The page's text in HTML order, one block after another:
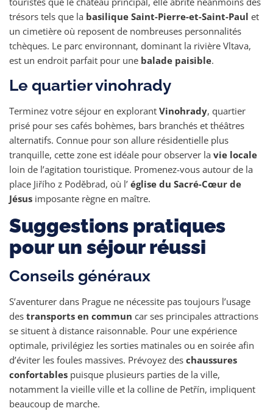
trésors tels que la basilique Saint-Pierre-et-Saint-Paul et
un cimetière où reposent de nombreuses personnalités
tchèques. Le parc environnant, dominant la rivière Vltava,
est un endroit parfait pour une balade paisible.
Le quartier vinohrady
Terminez votre séjour en explorant Vinohrady, quartier
prisé pour ses cafés bohèmes, bars branchés et théâtres
alternatifs. Connue pour son allure résidentielle plus
tranquille, cette zone est idéale pour observer la vie locale
loin de l’agitation touristique. Promenez-vous autour de la
place Jiřího z Poděbrad, où l’ église du Sacré-Cœur de
Jésus imposante règne en maître.
Suggestions pratiques
pour un séjour réussi
Conseils généraux
S’aventurer dans Prague ne nécessite pas toujours l’usage
des transports en commun car ses principales attractions
se situent à distance raisonnable. Pour une expérience
optimale, privilégiez les sorties matinales ou en soirée afin
d’éviter les foules massives. Prévoyez des chaussures
confortables puisque plusieurs parties de la ville,
notamment la vieille ville et la colline de Petřín, impliquent
beaucoup de marche.